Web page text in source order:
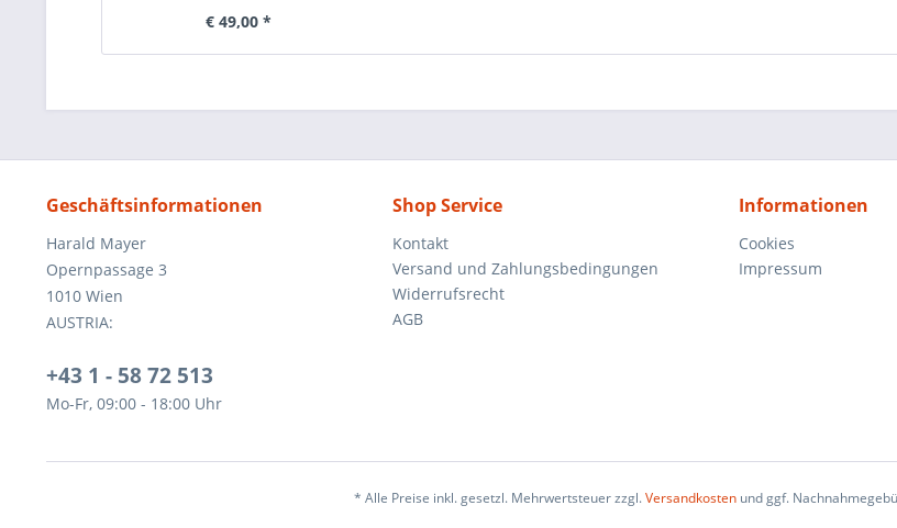
€ 49,00 *
Geschäftsinformationen
Harald Mayer
Opernpassage 3
1010 Wien
AUSTRIA:
+43 1 - 58 72 513
Mo-Fr, 09:00 - 18:00 Uhr
Shop Service
Kontakt
Versand und Zahlungsbedingungen
Widerrufsrecht
AGB
Informationen
Cookies
Impressum
* Alle Preise inkl. gesetzl. Mehrwertsteuer zzgl.Versandkostenund ggf.